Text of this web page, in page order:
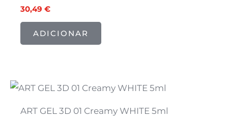
30,49€
ADICIONAR
ART GEL 3D 01 Creamy WHITE 5ml